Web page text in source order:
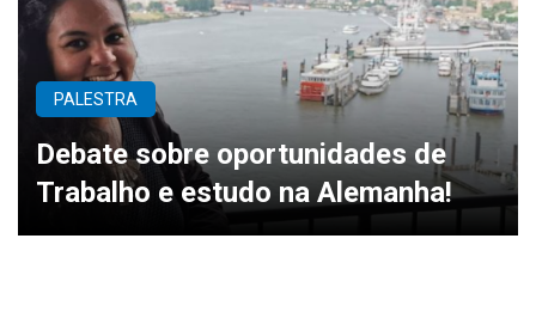
PALESTRA
Debate sobre oportunidades de
Trabalho e estudo na Alemanha!